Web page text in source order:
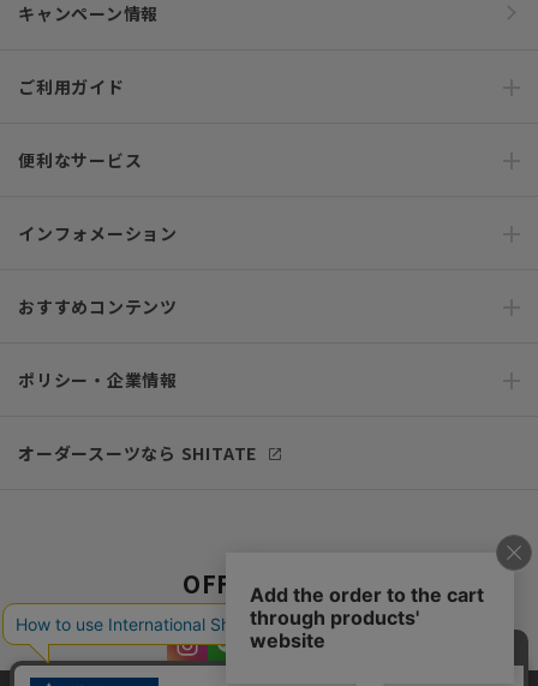
キャンペーン情報
ご利用ガイド
便利なサービス
インフォメーション
おすすめコンテンツ
ポリシー・企業情報
オーダースーツなら SHITATE
OFFICIAL SNS